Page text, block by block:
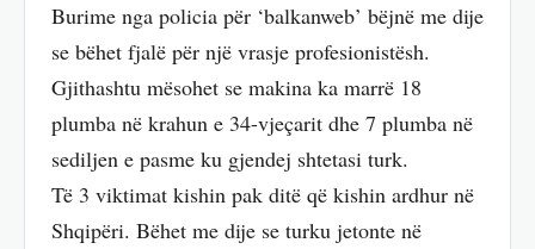
Burime nga policia për ‘balkanweb’ bëjnë me dije
se bëhet fjalë për një vrasje profesionistësh.
Gjithashtu mësohet se makina ka marrë 18
plumba në krahun e 34-vjeçarit dhe 7 plumba në
sediljen e pasme ku gjendej shtetasi turk.
Të 3 viktimat kishin pak ditë që kishin ardhur në
Shqipëri. Bëhet me dije se turku jetonte në